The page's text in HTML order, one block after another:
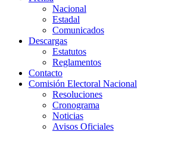
Nacional
Estadal
Comunicados
Descargas
Estatutos
Reglamentos
Contacto
Comisión Electoral Nacional
Resoluciones
Cronograma
Noticias
Avisos Oficiales